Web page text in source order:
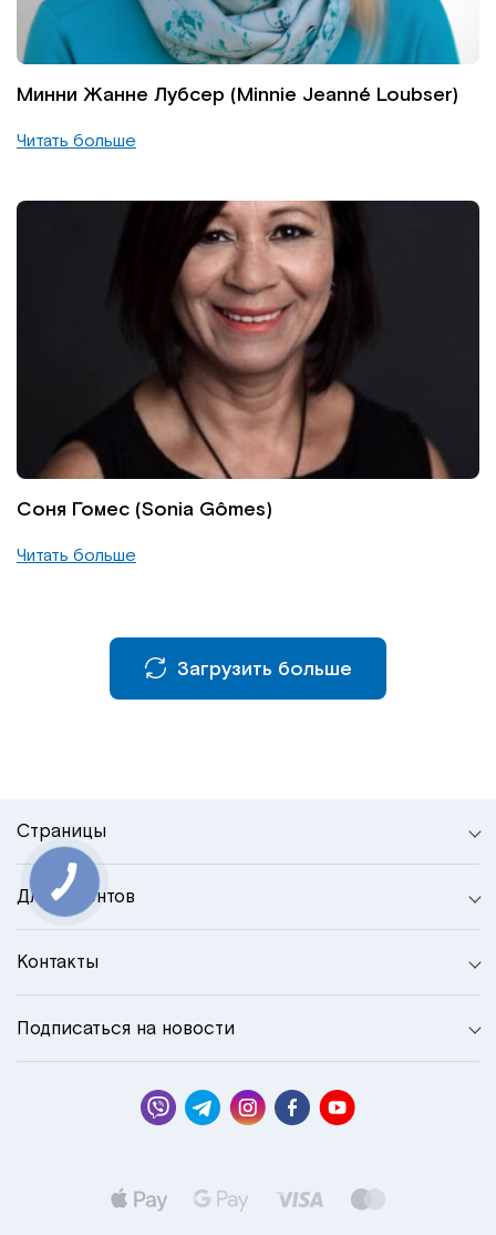
Минни Жанне Лубсер (Minnie Jeanné Loubser)
Читать больше
Соня Гомес (Sonia Gômes)
Читать больше
Загрузить больше
Страницы
Для клиентов
Контакты
Подписаться на новости